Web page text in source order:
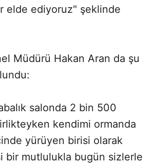
elde ediyoruz" şeklinde
Müdürü Hakan Aran da şu
salonda 2 bin 500
kendimi ormanda
yürüyen birisi olarak
bir mutlulukla bugün sizlerle